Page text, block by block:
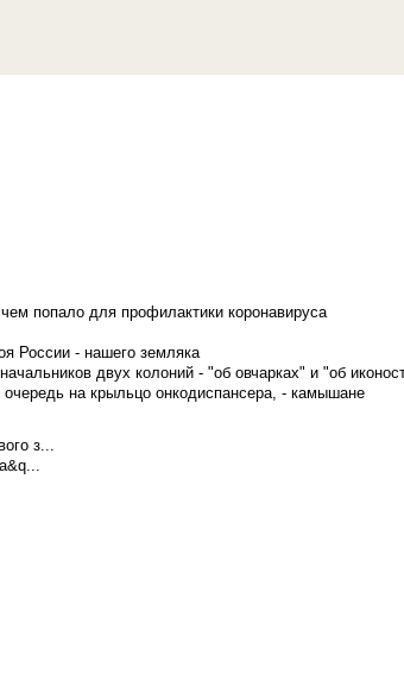
попало для профилактики коронавируса
России - нашего земляка
двух колоний - "об овчарках" и "об
на крыльцо онкодиспансера, - камышане
з...